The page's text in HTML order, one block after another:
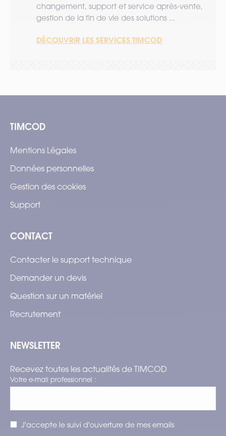
changement, support et service après-vente,
gestion de la fin de vie des solutions ...
DÉCOUVRIR LES SERVICES TIMCOD
TIMCOD
Mentions Légales
Données personnelles
Gestion des cookies
Support
CONTACT
Contacter le support technique
Demander un devis
Question sur un matériel
Recrutement
NEWSLETTER
Recevez toutes les actualités de TIMCOD
Votre e-mail professionnel :
J'accepte le suivi d'ouverture de mes emails